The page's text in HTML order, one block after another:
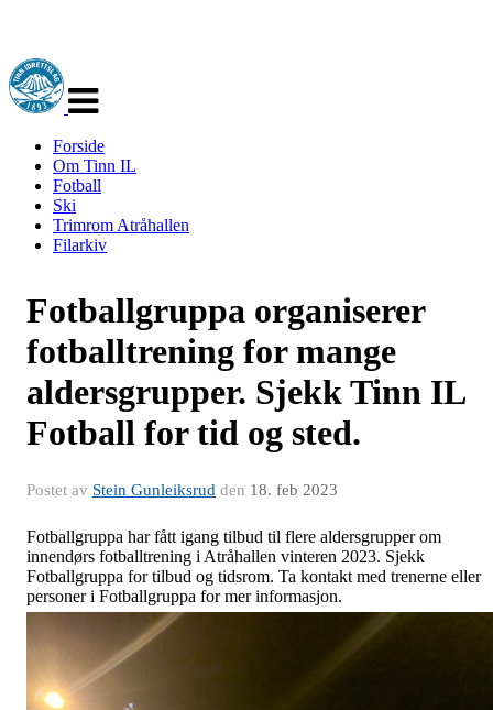
navigasjon
Forside
Om Tinn IL
Fotball
Ski
Trimrom Atråhallen
Filarkiv
Fotballgruppa organiserer
fotballtrening for mange
aldersgrupper. Sjekk Tinn IL
Fotball for tid og sted.
Postet av Stein Gunleiksrud den 18. feb 2023
Fotballgruppa har fått igang tilbud til flere aldersgrupper om
innendørs fotballtrening i Atråhallen vinteren 2023. Sjekk
Fotballgruppa for tilbud og tidsrom. Ta kontakt med trenerne eller
personer i Fotballgruppa for mer informasjon.